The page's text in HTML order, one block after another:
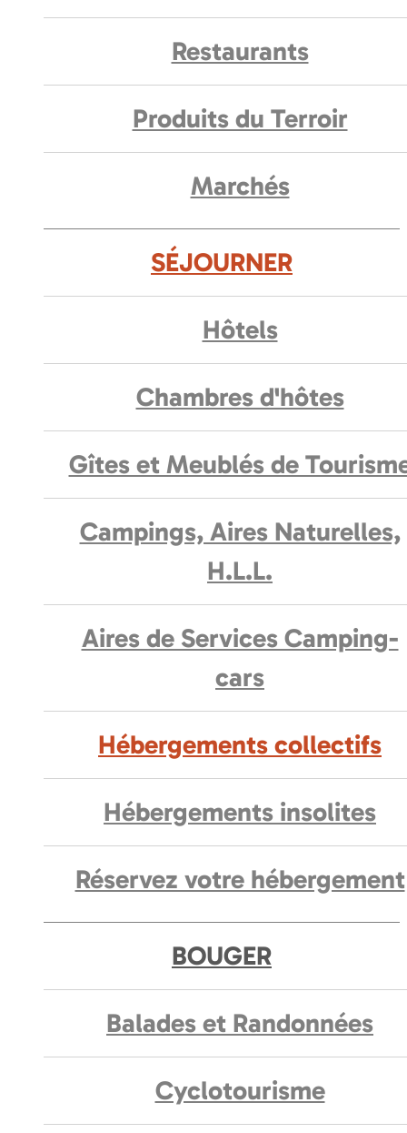
Restaurants
Produits du Terroir
Marchés
SÉJOURNER
Hôtels
Chambres d'hôtes
Gîtes et Meublés de
Campings, Aires Naturelles,
H.L.L.
Aires de Services Camping-
cars
Hébergements collectifs
Hébergements insolites
Réservez votre hébergement
BOUGER
Balades et Randonnées
Cyclotourisme